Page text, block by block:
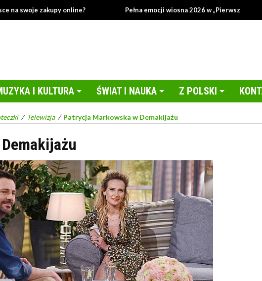
zakupy online? Pełna emocji wiosna 2026 w „Pierwszej miłości”!
I KULTURA ŚWIAT I NAUKA Z POLSKI
/ Telewizja / Patrycja Markowska w Demakijażu